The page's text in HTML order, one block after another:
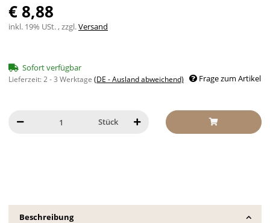
€ 8,88
inkl. 19% USt. , zzgl.Versand
Sofort verfügbar
Lieferzeit:2 - 3 Werktage (DE - Ausland abweichend) Frage zum Artikel
Stück
Beschreibung